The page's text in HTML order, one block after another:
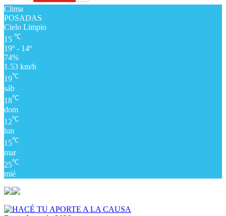
Clima
POSADAS
Cielo Limpio
15 ℃
19º - 14º
74%
1.53 km/h
19℃
sáb
18℃
dom
12℃
lun
15℃
mar
25℃
mié